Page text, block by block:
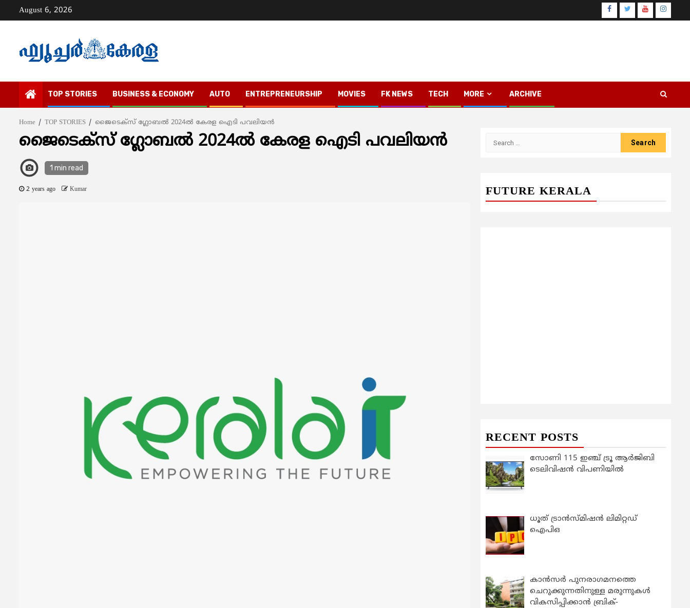
August 6, 2026 Facebook
TwitterYoutube
TOP STORIES BUSINESS & ECONOMY AUTO ENTREPRENEURSHIP MOVIES FK NEWS TECH MORE ARCHIVE
Home TOP STORIES ജൈടെക്സ് ഗ്ലോബല്‍ 2024ൽ കേരള ഐടി പവലിയന്‍
ജൈടെക്സ് ഗ്ലോബല്‍ 2024ൽ കേരള ഐടി പവലിയന്‍
1 min read
2 years ago Kumar FUTURE KERALA
RECENT POSTS
സോണി 115 ഇഞ്ച് ട്രൂ ആർജിബി
ടെലിവിഷൻ വിപണിയിൽ
ധൂത് ട്രാൻസ്മിഷൻ ലിമിറ്റഡ്
ഐപിഒ
കാന്‍സര്‍ പുനരാഗമനത്തെ
ചെറുക്കുന്നതിനുള്ള മരുന്നുകള്‍
വികസിപ്പിക്കാന്‍ ബ്രിക്-